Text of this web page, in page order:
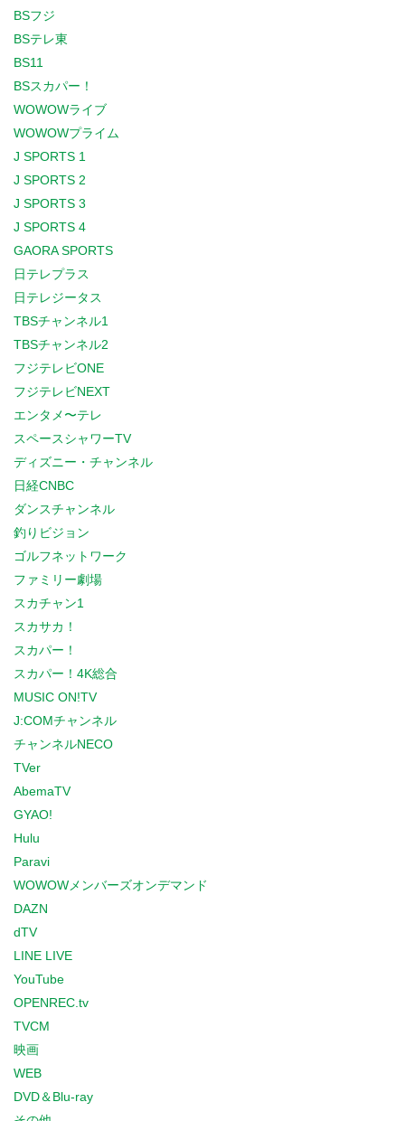
BSフジ
BSテレ東
BS11
BSスカパー！
WOWOWライブ
WOWOWプライム
J SPORTS 1
J SPORTS 2
J SPORTS 3
J SPORTS 4
GAORA SPORTS
日テレプラス
日テレジータス
TBSチャンネル1
TBSチャンネル2
フジテレビONE
フジテレビNEXT
エンタメ〜テレ
スペースシャワーTV
ディズニー・チャンネル
日経CNBC
ダンスチャンネル
釣りビジョン
ゴルフネットワーク
ファミリー劇場
スカチャン1
スカサカ！
スカパー！
スカパー！4K総合
MUSIC ON!TV
J:COMチャンネル
チャンネルNECO
TVer
AbemaTV
GYAO!
Hulu
Paravi
WOWOWメンバーズオンデマンド
DAZN
dTV
LINE LIVE
YouTube
OPENREC.tv
TVCM
映画
WEB
DVD＆Blu-ray